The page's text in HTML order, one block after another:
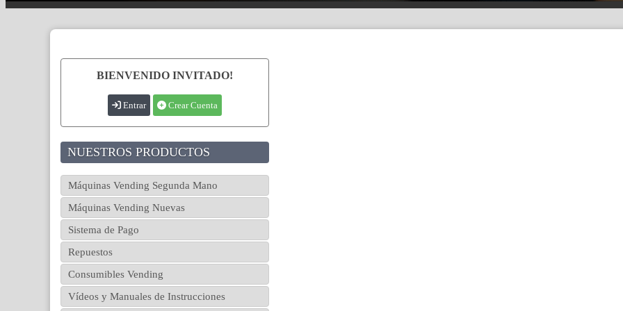
BIENVENIDO INVITADO!
Entrar Crear Cuenta
NUESTROS PRODUCTOS
Máquinas Vending Segunda Mano
Máquinas Vending Nuevas
Sistema de Pago
Repuestos
Consumibles Vending
Vídeos y Manuales de Instrucciones